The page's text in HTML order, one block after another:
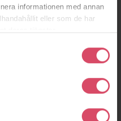
informationen med annan
eller som de har